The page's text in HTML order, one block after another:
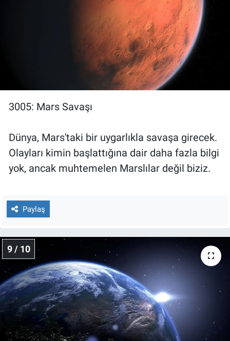
3005: Mars Savaşı
Dünya, Mars'taki bir uygarlıkla savaşa girecek.
Olayları kimin başlattığına dair daha fazla bilgi
yok, ancak muhtemelen Marslılar değil biziz.
Paylaş
9 / 10